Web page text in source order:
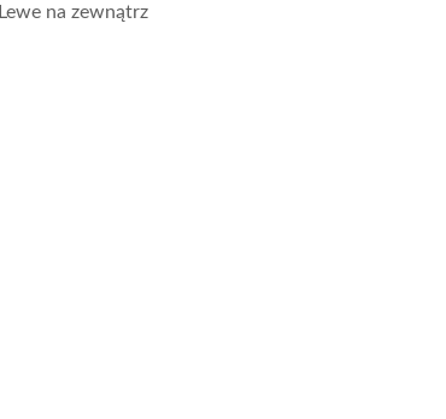
Lewe na zewnątrz